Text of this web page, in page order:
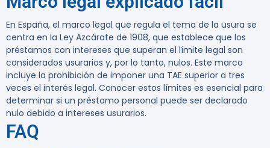
En España, el marco legal que regula el tema de la usura se
centra en la Ley Azcárate de 1908, que establece que los
préstamos con intereses que superan el límite legal son
considerados usurarios y, por lo tanto, nulos. Este marco
incluye la prohibición de imponer una TAE superior a tres
veces el interés legal. Conocer estos límites es esencial para
determinar si un préstamo personal puede ser declarado
nulo debido a intereses usurarios.
FAQ